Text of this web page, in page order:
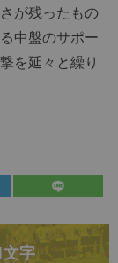
が残ったもの
中盤のサポー
を延々と繰り
字